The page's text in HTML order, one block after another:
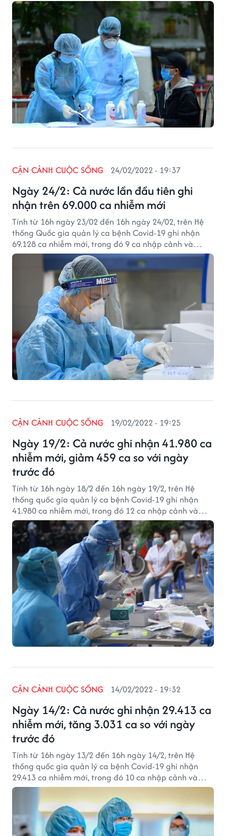
94.376 ca ghi nhận trong nước (tăng 7.410 ca so với
ngày trước đó) tại 61 tỉnh, thành phố, có 66.227 ca
trong cộng đồng.
Ngày 24/2: Cả nước lần đầu tiên ghi
nhận trên 69.000 ca nhiễm mới
CẬN CẢNH CUỘC SỐNG 24/02/2022 - 19:37
Tính từ 16h ngày 23/02 đến 16h ngày 24/02, trên Hệ
thống Quốc gia quản lý ca bệnh Covid-19 ghi nhận
69.128 ca nhiễm mới, trong đó 9 ca nhập cảnh và
69.119 ca ghi nhận trong nước (tăng 8.781 ca so với
ngày trước đó) tại 62 tỉnh, thành phố (có 48.179 ca
trong cộng đồng).
Ngày 19/2: Cả nước ghi nhận 41.980 ca
nhiễm mới, giảm 459 ca so với ngày
trước đó
CẬN CẢNH CUỘC SỐNG 19/02/2022 - 19:25
Tính từ 16h ngày 18/2 đến 16h ngày 19/2, trên Hệ
thống quốc gia quản lý ca bệnh Covid-19 ghi nhận
41.980 ca nhiễm mới, trong đó 12 ca nhập cảnh và
41.968 ca ghi nhận trong nước (giảm 459 ca so với
ngày trước đó) tại 61 tỉnh, thành phố, có 29.831 ca
trong cộng đồng.
Ngày 14/2: Cả nước ghi nhận 29.413 ca
nhiễm mới, tăng 3.031 ca so với ngày
trước đó
CẬN CẢNH CUỘC SỐNG 14/02/2022 - 19:32
Tính từ 16h ngày 13/2 đến 16h ngày 14/2, trên Hệ
thống quốc gia quản lý ca bệnh Covid-19 ghi nhận
29.413 ca nhiễm mới, trong đó 10 ca nhập cảnh và
29.403 ca ghi nhận trong nước (tăng 3.031 ca so với
ngày trước đó) tại 63 tỉnh, thành phố, có 20.924 ca
trong cộng đồng.